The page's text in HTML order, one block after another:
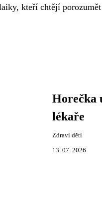
kteří chtějí porozumět
Horečka
lékaře
Zdraví dětí
13. 07. 2026